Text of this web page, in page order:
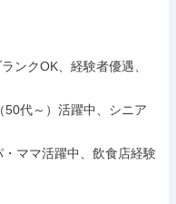
ンクOK、経験者優遇、
50代～）活躍中、シニア
ママ活躍中、飲食店経験